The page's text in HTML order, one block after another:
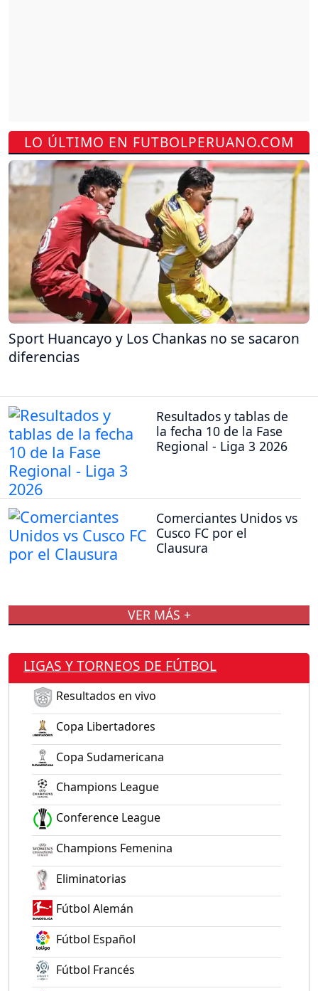
LO ÚLTIMO EN FUTBOLPERUANO.COM
Sport Huancayo y Los Chankas no se sacaron
diferencias
Resultados y tablas de
la fecha 10 de la Fase
Regional - Liga 3 2026
Comerciantes Unidos vs
Cusco FC por el
Clausura
VER MÁS +
LIGAS Y TORNEOS DE FÚTBOL
Resultados en vivo
Copa Libertadores
Copa Sudamericana
Champions League
Conference League
Champions Femenina
Eliminatorias
Fútbol Alemán
Fútbol Español
Fútbol Francés